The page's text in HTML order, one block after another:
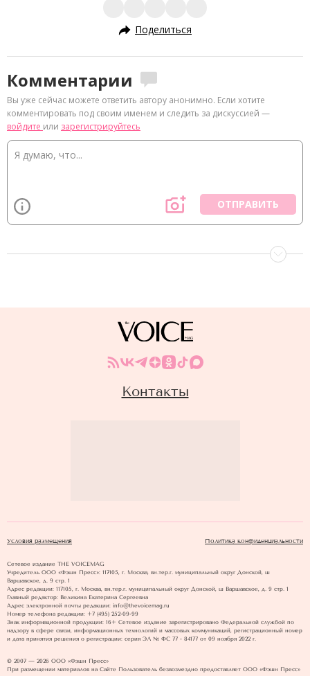
Поделиться
Комментарии
Вы уже сейчас можете ответить автору анонимно. Если хотите
комментировать под своим именем и следить за дискуссией —
войдите или зарегистрируйтесь
ОТПРАВИТЬ
Контакты
Условия размещения Политика конфиденциальности
Сетевое издание THE VOICEMAG
Учредитель ООО «Фэшн Пресс»: 117105, г. Москва, вн.тер.г. муниципальный округ Донской, ш
Варшавское, д. 9 стр. 1
Адрес редакции: 117105, г. Москва, вн.тер.г. муниципальный округ Донской, ш Варшавское, д. 9 стр. 1
Главный редактор: Великина Екатерина Сергеевна
Адрес электронной почты редакции: info@thevoicemag.ru
Номер телефона редакции: +7 (495) 252-09-99
Знак информационной продукции: 16+ Cетевое издание зарегистрировано Федеральной службой по
надзору в сфере связи, информационных технологий и массовых коммуникаций, регистрационный номер
и дата принятия решения о регистрации: серия ЭЛ № ФС 77 - 84177 от 09 ноября 2022 г.
© 2007 — 2026 ООО «Фэшн Пресс»
При размещении материалов на Сайте Пользователь безвозмездно предоставляет ООО «Фэшн Пресс»